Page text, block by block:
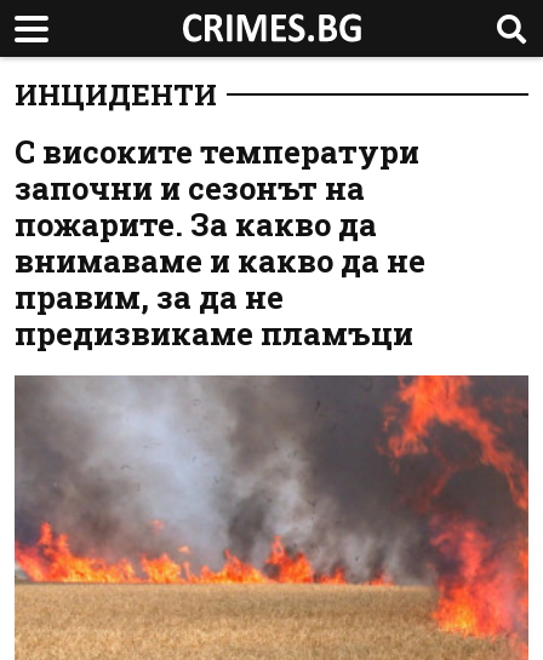
ИНЦИДЕНТИ
С високите температури
започни и сезонът на
пожарите. За какво да
внимаваме и какво да не
правим, за да не
предизвикаме пламъци